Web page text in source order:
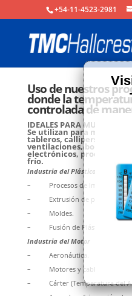
+54-11-4523-2981
Uso de nuestros
donde la
controlada de
IDEALES PARA MULTIPLES
Se utilizan para medir
tableros, callipers, discos,
ventilaciones, bobinas,
electrónicos, proceso de
frío.
Industria del Plástico
– Procesos de Impresión.
– Extrusión de plásticos.
– Moldes.
– Fusión de Plásticos por
Industria del Motor
– Aeronáutica.
– Motores y cables
– Cárter (Temperatura del